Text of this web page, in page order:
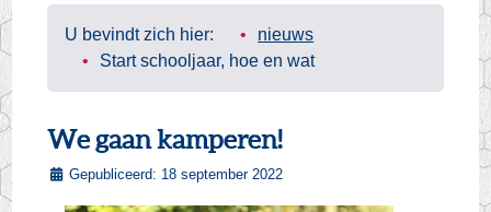
U bevindt zich hier:
nieuws
Start schooljaar, hoe en wat
We gaan kamperen!
Gepubliceerd: 18 september 2022